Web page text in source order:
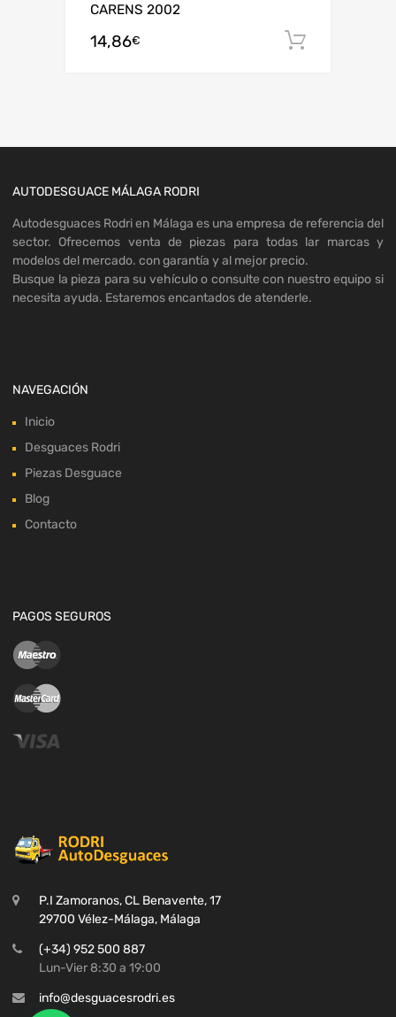
CARENS 2002
14,86€
AUTODESGUACE MÁLAGA RODRI
Autodesguaces Rodri en Málaga es una empresa de referencia del
sector. Ofrecemos venta de piezas para todas lar marcas y
modelos del mercado. con garantía y al mejor precio.
Busque la pieza para su vehículo o consulte con nuestro equipo si
necesita ayuda. Estaremos encantados de atenderle.
NAVEGACIÓN
Inicio
Desguaces Rodri
Piezas Desguace
Blog
Contacto
PAGOS SEGUROS
P.I Zamoranos, CL Benavente, 17
29700 Vélez-Málaga, Málaga
(+34) 952 500 887
Lun-Vier 8:30 a 19:00
info@desguacesrodri.es